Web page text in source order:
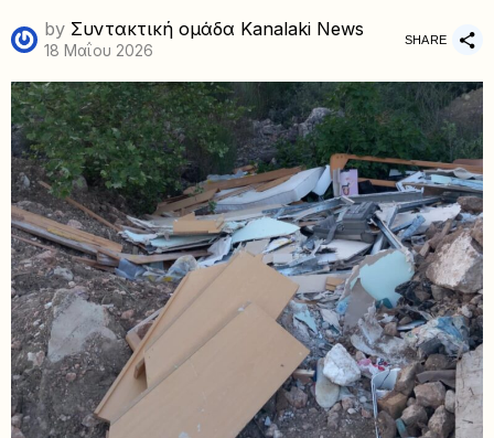
by Συντακτική ομάδα Kanalaki News
18 Μαΐου 2026
SHARE